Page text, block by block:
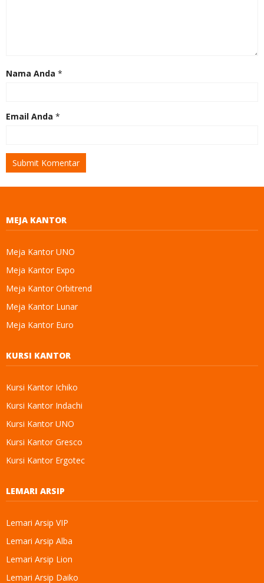
Nama Anda *
Email Anda *
MEJA KANTOR
Meja Kantor UNO
Meja Kantor Expo
Meja Kantor Orbitrend
Meja Kantor Lunar
Meja Kantor Euro
KURSI KANTOR
Kursi Kantor Ichiko
Kursi Kantor Indachi
Kursi Kantor UNO
Kursi Kantor Gresco
Kursi Kantor Ergotec
LEMARI ARSIP
Lemari Arsip VIP
Lemari Arsip Alba
Lemari Arsip Lion
Lemari Arsip Daiko